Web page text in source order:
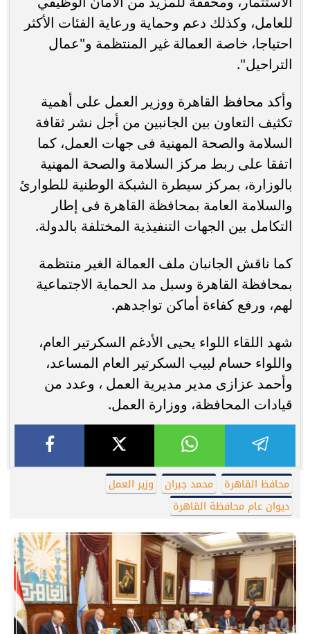
للعامل، وكذلك دعم وحماية ورعاية الفئات الأكثر
احتياجا، خاصة العمالة غير المنتظمة و"عمال
التراحيل".
وأكد محافظ القاهرة ووزير العمل على أهمية
تكثيف التعاون بين الجانبين من أجل نشر ثقافة
السلامة والصحة المهنية فى جهات العمل، كما
اتفقا على ربط مركز السلامة والصحة المهنية
بالوزارة، بمركز سيطرة الشبكة الوطنية للطوارئ
والسلامة العامة بمحافظة القاهرة فى إطار
التكامل بين الجهات التنفيذية المختلفة بالدولة.
كما ناقش الجانبان ملف العمالة الغير منتظمة
بمحافظة القاهرة وسبل مد الحماية الاجتماعية
لهم، ورفع كفاءة أماكن تواجدهم.
شهد اللقاء اللواء يحيى الأدغم السكرتير العام،
واللواء حسام لبيب السكرتير العام المساعد،
وأحمد عزازى مدير مديرية العمل ، وعدد من
قيادات المحافظة، ووزارة العمل.
محافظ القاهرة محمد جبران
وزير العمل
ديوان عام محافظة القاهرة